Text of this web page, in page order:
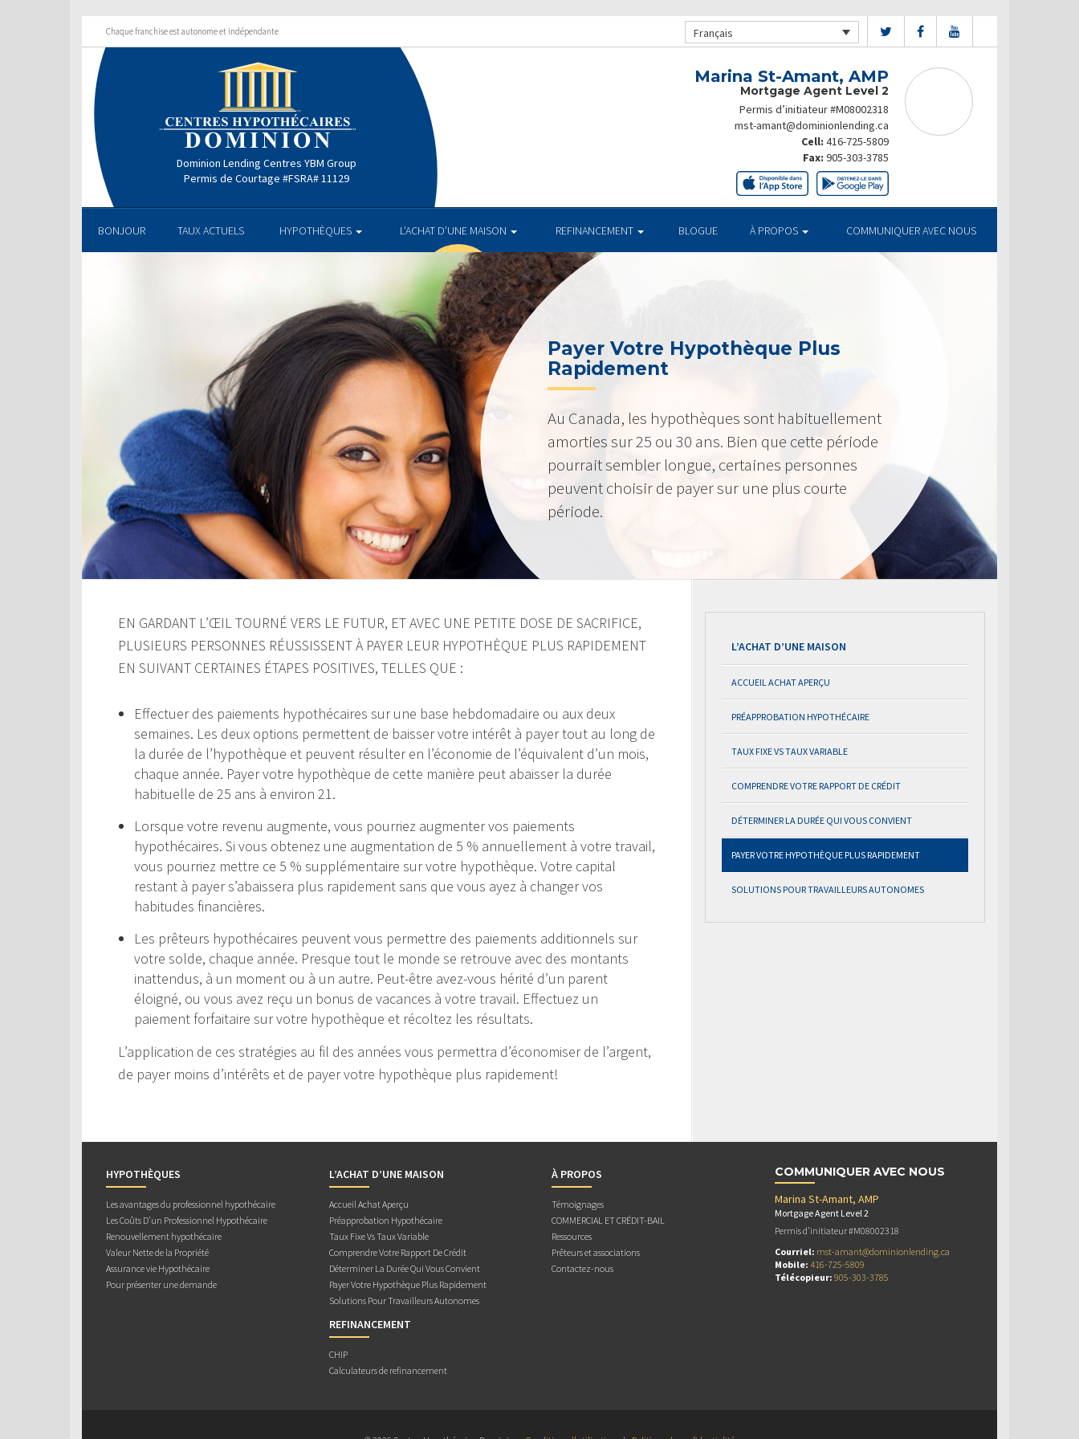
Chaque franchise est autonome et indépendante Français
Dominion Lending Centres YBM Group
Permis de Courtage #FSRA# 11129
Marina St-Amant, AMP
Mortgage Agent Level 2
Permis d’initiateur #M08002318
mst-amant@dominionlending.ca
Cell: 416-725-5809
Fax: 905-303-3785
BONJOUR TAUX ACTUELS HYPOTHÈQUES L’ACHAT D’UNE MAISON REFINANCEMENT BLOGUE À PROPOS COMMUNIQUER AVEC NOUS
Payer Votre Hypothèque Plus
Rapidement
Au Canada, les hypothèques sont habituellement
amorties sur 25 ou 30 ans. Bien que cette période
pourrait sembler longue, certaines personnes
peuvent choisir de payer sur une plus courte
période.
EN GARDANT L’ŒIL TOURNÉ VERS LE FUTUR, ET AVEC UNE PETITE DOSE DE SACRIFICE,
PLUSIEURS PERSONNES RÉUSSISSENT À PAYER LEUR HYPOTHÈQUE PLUS RAPIDEMENT
EN SUIVANT CERTAINES ÉTAPES POSITIVES, TELLES QUE :
Effectuer des paiements hypothécaires sur une base hebdomadaire ou aux deux
semaines. Les deux options permettent de baisser votre intérêt à payer tout au long de
la durée de l’hypothèque et peuvent résulter en l’économie de l’équivalent d’un mois,
chaque année. Payer votre hypothèque de cette manière peut abaisser la durée
habituelle de 25 ans à environ 21.
Lorsque votre revenu augmente, vous pourriez augmenter vos paiements
hypothécaires. Si vous obtenez une augmentation de 5 % annuellement à votre travail,
vous pourriez mettre ce 5 % supplémentaire sur votre hypothèque. Votre capital
restant à payer s’abaissera plus rapidement sans que vous ayez à changer vos
habitudes financières.
Les prêteurs hypothécaires peuvent vous permettre des paiements additionnels sur
votre solde, chaque année. Presque tout le monde se retrouve avec des montants
inattendus, à un moment ou à un autre. Peut-être avez-vous hérité d’un parent
éloigné, ou vous avez reçu un bonus de vacances à votre travail. Effectuez un
paiement forfaitaire sur votre hypothèque et récoltez les résultats.
L’application de ces stratégies au fil des années vous permettra d’économiser de l’argent,
de payer moins d’intérêts et de payer votre hypothèque plus rapidement!
L’ACHAT D’UNE MAISON
ACCUEIL ACHAT APERÇU
PRÉAPPROBATION HYPOTHÉCAIRE
TAUX FIXE VS TAUX VARIABLE
COMPRENDRE VOTRE RAPPORT DE CRÉDIT
DÉTERMINER LA DURÉE QUI VOUS CONVIENT
PAYER VOTRE HYPOTHÈQUE PLUS RAPIDEMENT
SOLUTIONS POUR TRAVAILLEURS AUTONOMES
HYPOTHÈQUES
Les avantages du professionnel hypothécaire
Les Coûts D’un Professionnel Hypothécaire
Renouvellement hypothécaire
Valeur Nette de la Propriété
Assurance vie Hypothécaire
Pour présenter une demande
L’ACHAT D’UNE MAISON
Accueil Achat Aperçu
Préapprobation Hypothécaire
Taux Fixe Vs Taux Variable
Comprendre Votre Rapport De Crédit
Déterminer La Durée Qui Vous Convient
Payer Votre Hypothèque Plus Rapidement
Solutions Pour Travailleurs Autonomes
REFINANCEMENT
CHIP
Calculateurs de refinancement
À PROPOS
Témoignages
COMMERCIAL ET CRÉDIT-BAIL
Ressources
Prêteurs et associations
Contactez-nous
COMMUNIQUER AVEC NOUS
Marina St-Amant, AMP
Mortgage Agent Level 2
Permis d’initiateur #M08002318
Courriel: mst-amant@dominionlending.ca
Mobile: 416-725-5809
Télécopieur: 905-303-3785